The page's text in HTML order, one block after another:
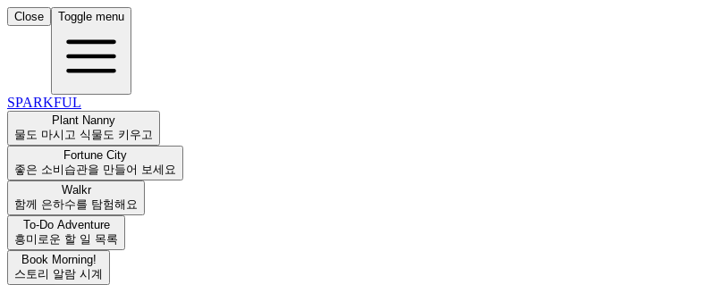
Close Toggle menu
SPARKFUL
Plant Nanny
물도 마시고 식물도 키우고
Fortune City
좋은 소비습관을 만들어 보세요
Walkr
함께 은하수를 탐험해요
To-Do Adventure
흥미로운 할 일 목록
Book Morning!
스토리 알람 시계